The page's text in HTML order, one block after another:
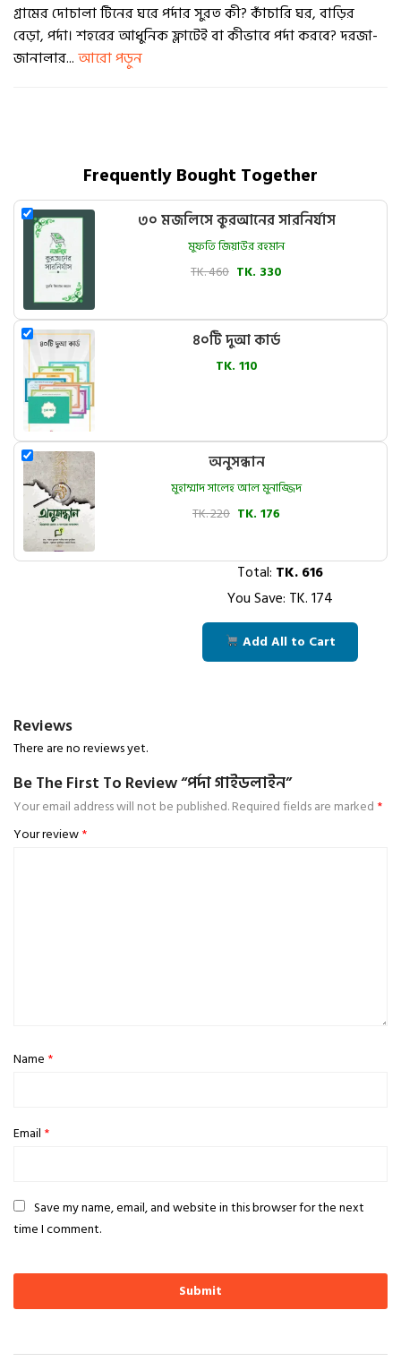
গ্রামের দোচালা টিনের ঘরে পর্দার সুরত কী? কাঁচারি ঘর, বাড়ির
বেড়া, পর্দা। শহরের আধুনিক ফ্লাটেই বা কীভাবে পর্দা করবে? দরজা-
জানালার...আরো পড়ুন
Frequently Bought Together
৩০ মজলিসে কুরআনের সারনির্যাস
মুফতি জিয়াউর রহমান
TK. 460 TK. 330
৪০টি দুআ কার্ড
TK. 110
অনুসন্ধান
মুহাম্মাদ সালেহ আল মুনাজ্জিদ
TK. 220 TK. 176
Total: TK.616
You Save: TK.174
Add All to Cart
Reviews
There are no reviews yet.
Be The First To Review “পর্দা গাইডলাইন”
Your email address will not be published.Required fields are marked *
Your review*
Name *
Email *
Save my name, email, and website in this browser for the next
time I comment.